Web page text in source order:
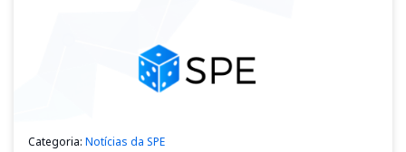
Categoria: Notícias da SPE